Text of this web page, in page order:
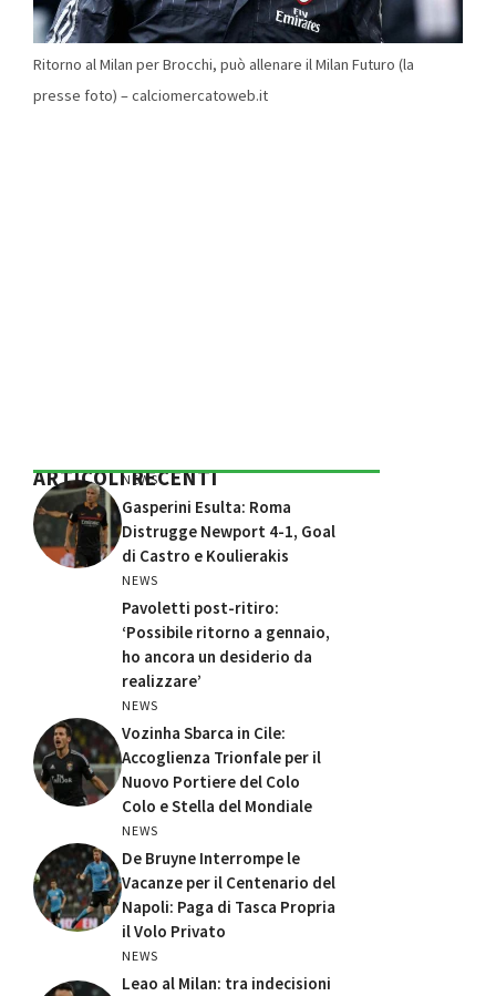
Ritorno al Milan per Brocchi, può allenare il Milan Futuro (la
presse foto) – calciomercatoweb.it
ARTICOLI RECENTI
NEWS
Gasperini Esulta: Roma
Distrugge Newport 4-1, Goal
di Castro e Koulierakis
NEWS
Pavoletti post-ritiro:
‘Possibile ritorno a gennaio,
ho ancora un desiderio da
realizzare’
NEWS
Vozinha Sbarca in Cile:
Accoglienza Trionfale per il
Nuovo Portiere del Colo
Colo e Stella del Mondiale
NEWS
De Bruyne Interrompe le
Vacanze per il Centenario del
Napoli: Paga di Tasca Propria
il Volo Privato
NEWS
Leao al Milan: tra indecisioni